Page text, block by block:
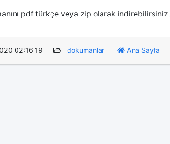
pdf türkçe veya zip olarak indirebilirsiniz.
02:16:19 dokumanlar Ana Sayfa